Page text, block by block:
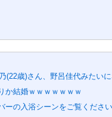
(22歳)さん、野呂佳代みたい
か結婚ｗｗｗｗｗｗｗ
ーの入浴シーンをご覧ください